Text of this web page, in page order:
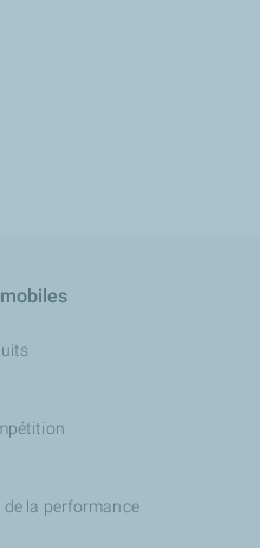
de la performance